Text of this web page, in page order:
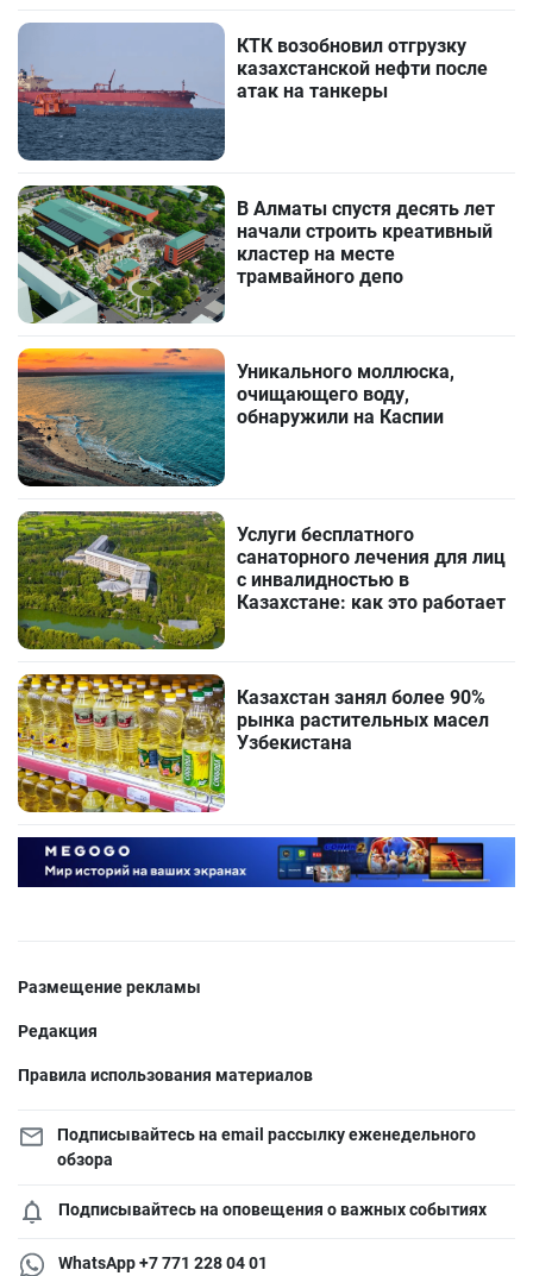
КТК возобновил отгрузку
казахстанской нефти после
атак на танкеры
В Алматы спустя десять лет
начали строить креативный
кластер на месте
трамвайного депо
Уникального моллюска,
очищающего воду,
обнаружили на Каспии
Услуги бесплатного
санаторного лечения для лиц
с инвалидностью в
Казахстане: как это работает
Казахстан занял более 90%
рынка растительных масел
Узбекистана
Размещение рекламы
Редакция
Правила использования материалов
Подписывайтесь на email рассылку еженедельного
обзора
Подписывайтесь на оповещения о важных событиях
WhatsApp +7 771 228 04 01